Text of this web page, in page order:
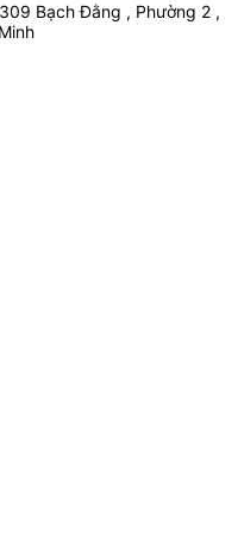
Bạch Đằng , Phường 2 ,